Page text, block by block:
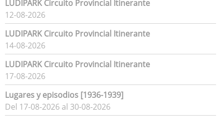
LUDIPARK Circuito Provincial Itinerante
12-08-2026
LUDIPARK Circuito Provincial Itinerante
14-08-2026
LUDIPARK Circuito Provincial Itinerante
17-08-2026
Lugares y episodios [1936-1939]
Del 17-08-2026 al 30-08-2026